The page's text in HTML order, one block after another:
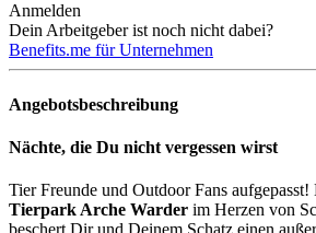
Anmelden
Dein Arbeitgeber ist noch nicht dabei?
Benefits.me für Unternehmen
Angebotsbeschreibung
Nächte, die Du nicht vergessen wirst
Tier Freunde und Outdoor Fans aufgepasst!
Tierpark Arche Warder im Herzen von